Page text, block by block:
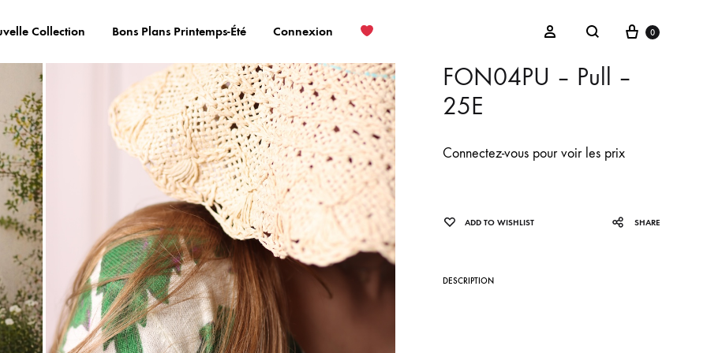
Collection Bons Plans Printemps-Été Connexion Sign in
Search
Cart
0
FON04PU – Pull –
25E
Connectez-vous pour voir les prix
ADD TO WISHLIST SHARE
DESCRIPTION